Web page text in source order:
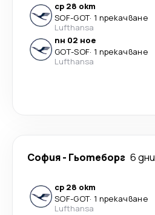
ср 28 окт
SOF-GOT· 1 прекачване
Lufthansa
пн 02 ное
GOT-SOF· 1 прекачване
Lufthansa
София- Гьотеборг 6 дни
ср 28 окт
SOF-GOT· 1 прекачване
Lufthansa